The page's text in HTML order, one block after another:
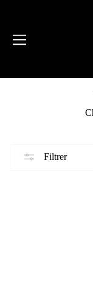
Filtrer